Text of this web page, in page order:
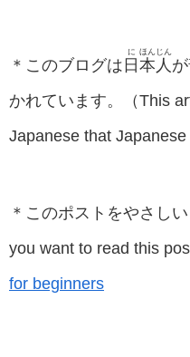
＊このブログは 日
に
本
ほん
人
じん
が
かれています。（This
Japanese that Japanese
＊このポストをやさしい
you want to read this
for beginners